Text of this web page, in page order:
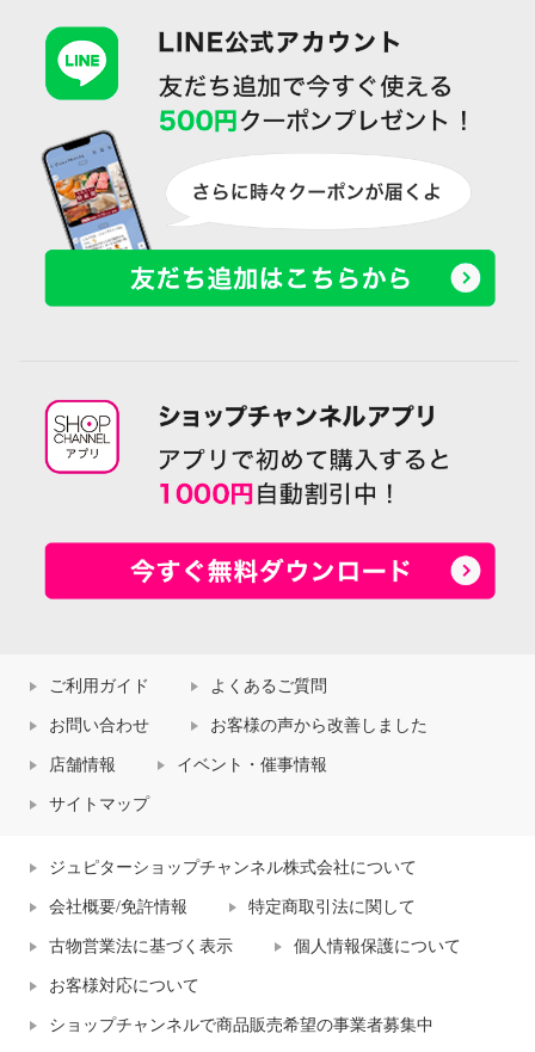
ご利用ガイド よくあるご質問
お問い合わせ お客様の声から改善しました
店舗情報 イベント・催事情報
サイトマップ
ジュピターショップチャンネル株式会社について
会社概要/免許情報 特定商取引法に関して
古物営業法に基づく表示 個人情報保護について
お客様対応について
ショップチャンネルで商品販売希望の事業者募集中